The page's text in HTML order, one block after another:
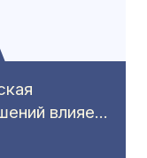
влияе…